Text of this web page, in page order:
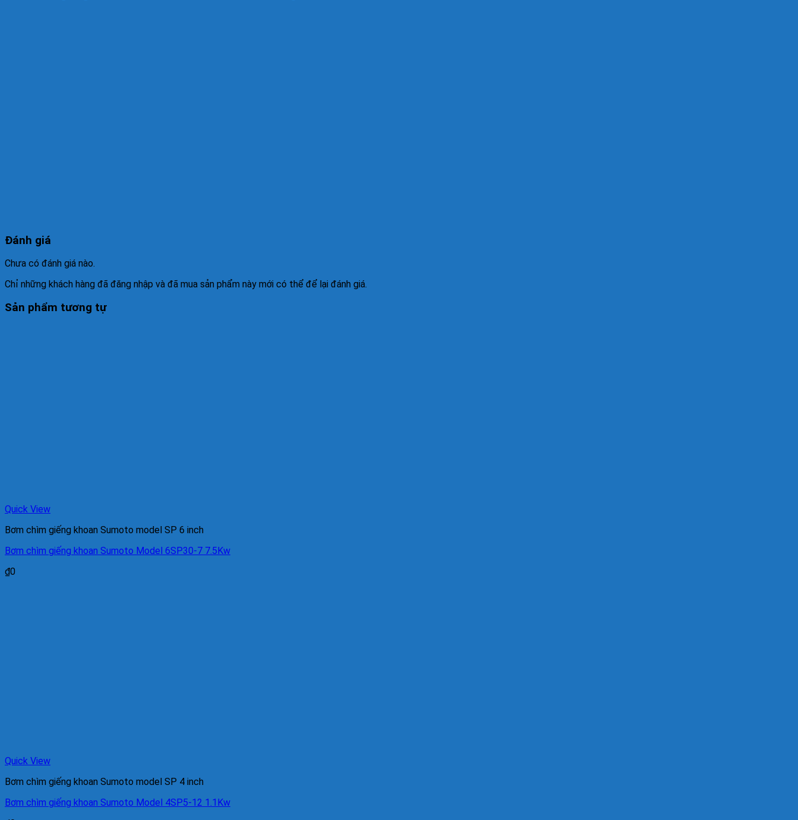
Đánh giá
Chưa có đánh giá nào.
Chỉ những khách hàng đã đăng nhập và đã mua sản phẩm này mới có thể để lại đánh giá.
Sản phẩm tương tự
Quick View
Bơm chìm giếng khoan Sumoto model SP 6 inch
Bơm chìm giếng khoan Sumoto Model 6SP30-7 7.5Kw
₫0
Quick View
Bơm chìm giếng khoan Sumoto model SP 4 inch
Bơm chìm giếng khoan Sumoto Model 4SP5-12 1.1Kw